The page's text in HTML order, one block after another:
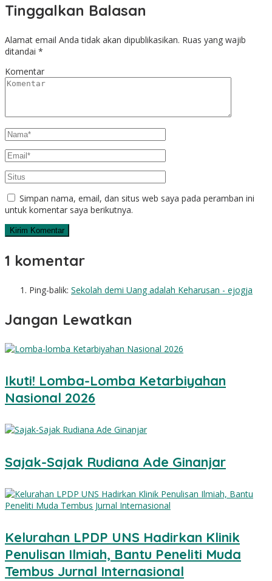
Tinggalkan Balasan
Alamat email Anda tidak akan dipublikasikan. Ruas yang wajib
ditandai *
Komentar
Simpan nama, email, dan situs web saya pada peramban ini
untuk komentar saya berikutnya.
1 komentar
Ping-balik: Sekolah demi Uang adalah Keharusan - ejogja
Jangan Lewatkan
Ikuti! Lomba-Lomba Ketarbiyahan
Nasional 2026
Sajak-Sajak Rudiana Ade Ginanjar
Kelurahan LPDP UNS Hadirkan Klinik
Penulisan Ilmiah, Bantu Peneliti Muda
Tembus Jurnal Internasional